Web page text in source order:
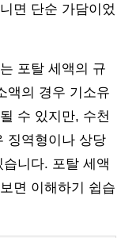
면 단순 가담이었
포탈 세액의 규
액의 경우 기소유
수 있지만, 수천
징역형이나 상당
니다. 포탈 세액
면 이해하기 쉽습